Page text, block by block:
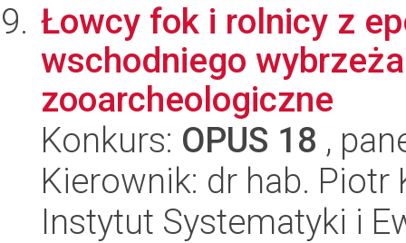
Łowcy fok i rolnicy z
wschodniego
zooarcheologiczne
Konkurs: OPUS 18 ,
Kierownik: dr hab. Piotr
Instytut Systematyki i